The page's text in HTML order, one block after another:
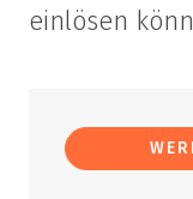
einlösen